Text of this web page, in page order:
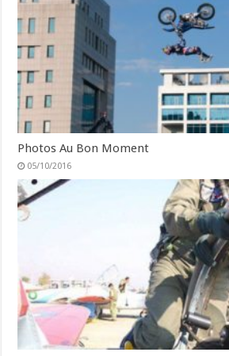
Photos Au Bon Moment
05/10/2016